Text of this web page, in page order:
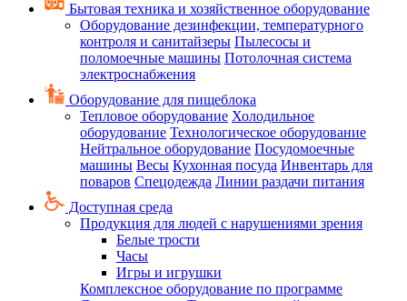
Бытовая техника и хозяйственное оборудование
Оборудование дезинфекции, температурного
контроля и санитайзеры Пылесосы и
поломоечные машины Потолочная система
электроснабжения
Оборудование для пищеблока
Тепловое оборудование Холодильное
оборудование Технологическое оборудование
Нейтральное оборудование Посудомоечные
машины Весы Кухонная посуда Инвентарь для
поваров Спецодежда Линии раздачи питания
Доступная среда
Продукция для людей с нарушениями зрения
Белые трости
Часы
Игры и игрушки
Комплексное оборудование по программе